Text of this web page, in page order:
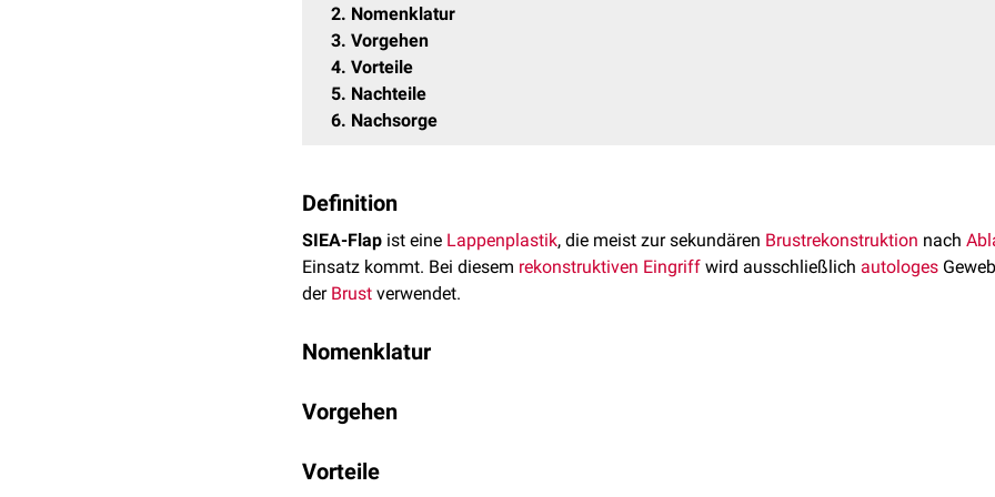
2 Nomenklatur
3 Vorgehen
4 Vorteile
5 Nachteile
6 Nachsorge
Definition
SIEA-Flap ist eine Lappenplastik, die meist zur sekundären Brustrekonstruktion nach
Einsatz kommt. Bei diesem rekonstruktiven Eingriff wird ausschließlich autologes
der Brust verwendet.
Nomenklatur
femoralis. Sie wird in der angelsächsischen Nomenklatur als "superficial inferior
iliaca externa
Vorgehen
Flapwerden am Unterbauch zwei transversale Schnitte gesetzt, die jeweils auf die Spina
Vorteile